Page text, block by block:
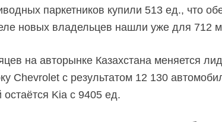
паркетников купили 513 ед., что
новых владельцев нашли уже для 712
на авторынке Казахстана меняется
Chevrolet с результатом 12 130
остаётся Kia с 9405 ед.